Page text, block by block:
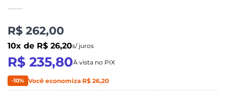
R$ 262,00
10x de R$ 26,20s/ juros
R$ 235,80À vista no PIX
-10% Você economiza R$ 26,20